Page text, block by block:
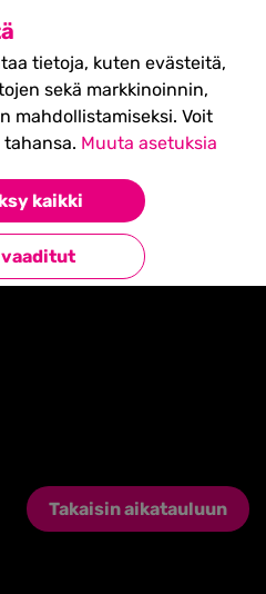
tietoja, kuten evästeitä,
sekä markkinoinnin,
mahdollistamiseksi. Voit
Muuta asetuksia
kaikki
vaaditut
Festival
- liput
>>
»TBA
Takaisin aikatauluun